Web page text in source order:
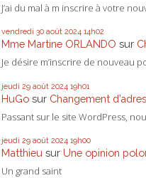
J’ai du mal à m inscrire à votre
vendredi 30 août 2024 14h02
Mme Martine ORLANDO sur
Je désire m’inscrire de nouveau
jeudi 29 août 2024 19h01
HuGo sur Changement
Passant sur le site WordPress,
jeudi 29 août 2024 19h00
Matthieu sur Une opinion
Un grand saint